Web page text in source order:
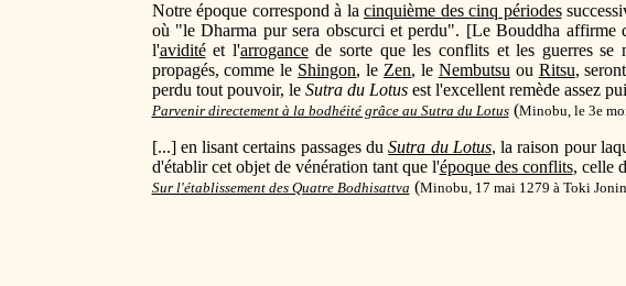
Notre époque correspond à la cinquième des cinq périodes
où "le Dharma pur sera obscurci et perdu". [Le Bouddha
l'aviditéet l'arrogancede sorte que les conflits et les guerres se
propagés, comme le Shingon, le Zen, le Nembutsu ou Ritsu,
perdu tout pouvoir, le Sutra du Lotusest l'excellent remède assez
Parvenir directement à la bodhéité grâce au Sutra du Lotus(Minobu, le 3e
[...] en lisant certains passages duSutra du Lotus, la raison pour
d'établir cet objet de vénération tant que l'époque des conflits, celle
Sur l'établissement des Quatre Bodhisattva (Minobu, 17 mai 1279 à Toki Jonin